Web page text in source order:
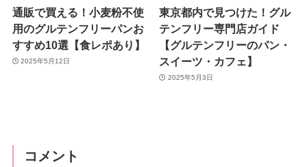
通販で買える！小麦粉不使
用のグルテンフリーパンお
すすめ10選【食レポあり】
2025年5月12日
東京都内で見つけた！グル
テンフリー専門店ガイド
【グルテンフリーのパン・
スイーツ・カフェ】
2025年5月3日
コメント